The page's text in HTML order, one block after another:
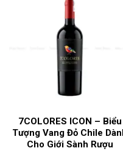
7COLORES ICON – Biểu
Tượng Vang Đỏ Chile
Cho Giới Sành Rượu